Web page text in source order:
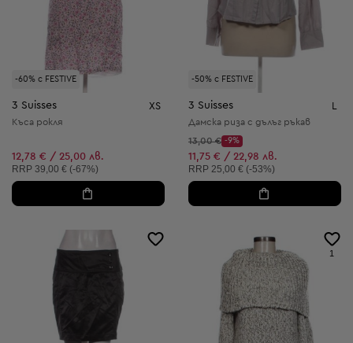
-60% с FESTIVE
3 Suisses XS
Къса рокля
12,78 € / 25,00 лв.
Препоръчителна цена:
RRP 39,00 € (-67%)
-50% с FESTIVE
3 Suisses
Дамска риза с дълъг ръкав
Начална цена:
13,00 €
Discount Price:
-9%
Намалена цена:
11,75 € / 22,98 лв.
Препоръчителна цена:
RRP 25,00 € (-53%)
1